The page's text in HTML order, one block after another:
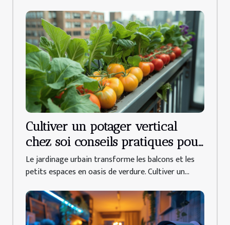
Cultiver un potager vertical
chez soi conseils pratiques pour
débutants
Le jardinage urbain transforme les balcons et les
petits espaces en oasis de verdure. Cultiver un...